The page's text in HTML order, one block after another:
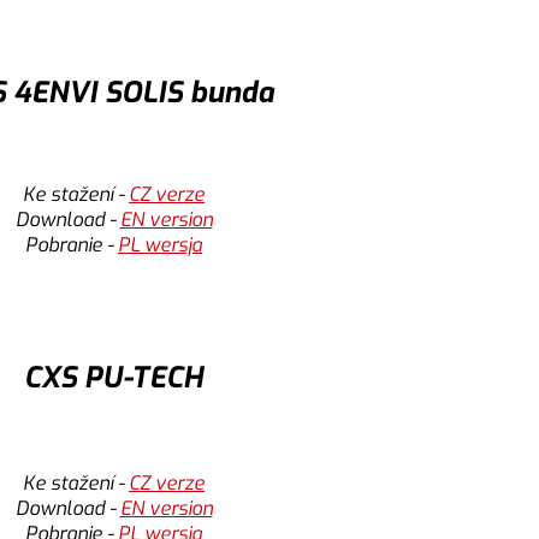
4ENVI SOLIS bunda
obsahu potřebujeme váš souhlas!
Ke stažení -CZ verze
Download -EN version
Pobranie -PL wersja
CXS PU-TECH
obsahu potřebujeme váš souhlas!
údaje o vašich aktivitách. Pokud si přejete
Přijmout
Ke stažení -CZ verze
Download -EN version
Pobranie -PL wersja